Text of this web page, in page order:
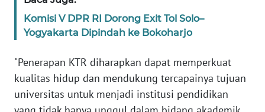
Komisi V DPR RI Dorong Exit Tol Solo–
Yogyakarta Dipindah ke Bokoharjo
"Penerapan KTR diharapkan dapat memperkuat
kualitas hidup dan mendukung tercapainya tujuan
universitas untuk menjadi institusi pendidikan
DISCLAIMER
News
Regional
WN